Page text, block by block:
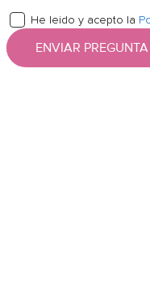
He leido y acepto la
ENVIAR PREGUNTA